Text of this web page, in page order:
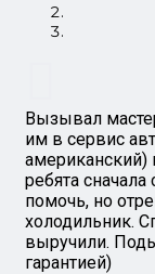
Вызывал
им в сервис
американский)
ребята
помочь, но
холодильник.
выручили.
гарантией)